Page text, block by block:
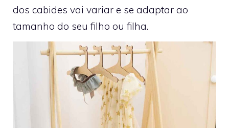
dos cabides vai variar e se adaptar ao
tamanho do seu filho ou filha.